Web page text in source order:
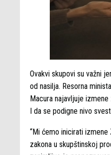
Ovakvi skupovi su važni
od nasilja. Resorna
Macura najavljuje
I da se podigne nivo
“Mi ćemo inicirati izmene
zakona u skupštinskoj